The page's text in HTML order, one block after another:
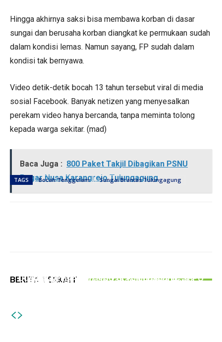
Hingga akhirnya saksi bisa membawa korban di dasar
sungai dan berusaha korban diangkat ke permukaan sudah
dalam kondisi lemas. Namun sayang, FP sudah dalam
kondisi tak bernyawa.
Video detik-detik bocah 13 tahun tersebut viral di media
sosial Facebook. Banyak netizen yang menyesalkan
perekam video hanya bercanda, tanpa meminta tolong
kepada warga sekitar. (mad)
Baca Juga : 800 Paket Takjil Dibagikan PSNU
Pagar Nusa Karangrejo Tulungagung
TAGS Bocah Tenggelam Sungai Brantas Tulungagung
BERITA TERKAIT
Bapang, Penyaluran Tahap II Hanya Beras
Dugaan Keracunan MBG di Tulungagung, SPPG
MWCNU Besuki Gelar Istighosah Berharap
Muktamar ke-35 Berjalan Lancar dan Beri